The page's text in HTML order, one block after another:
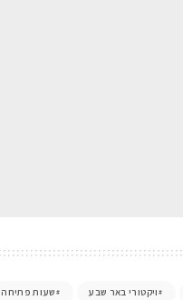
ויקטורי באר שבע שעות פתיחה